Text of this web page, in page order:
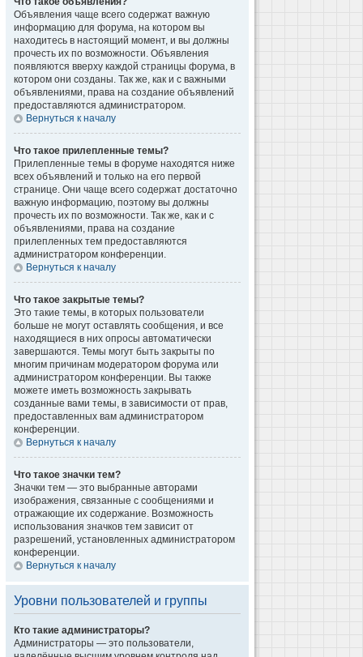
Объявления чаще всего содержат важную
информацию для форума, на котором вы
находитесь в настоящий момент, и вы должны
прочесть их по возможности. Объявления
появляются вверху каждой страницы форума, в
котором они созданы. Так же, как и с важными
объявлениями, права на создание объявлений
предоставляются администратором.
Вернуться к началу
Что такое прилепленные темы?
Прилепленные темы в форуме находятся ниже
всех объявлений и только на его первой
странице. Они чаще всего содержат достаточно
важную информацию, поэтому вы должны
прочесть их по возможности. Так же, как и с
объявлениями, права на создание
прилепленных тем предоставляются
администратором конференции.
Вернуться к началу
Что такое закрытые темы?
Это такие темы, в которых пользователи
больше не могут оставлять сообщения, и все
находящиеся в них опросы автоматически
завершаются. Темы могут быть закрыты по
многим причинам модератором форума или
администратором конференции. Вы также
можете иметь возможность закрывать
созданные вами темы, в зависимости от прав,
предоставленных вам администратором
конференции.
Вернуться к началу
Что такое значки тем?
Значки тем — это выбранные авторами
изображения, связанные с сообщениями и
отражающие их содержание. Возможность
использования значков тем зависит от
разрешений, установленных администратором
конференции.
Вернуться к началу
Уровни пользователей и группы
Кто такие администраторы?
Администраторы — это пользователи,